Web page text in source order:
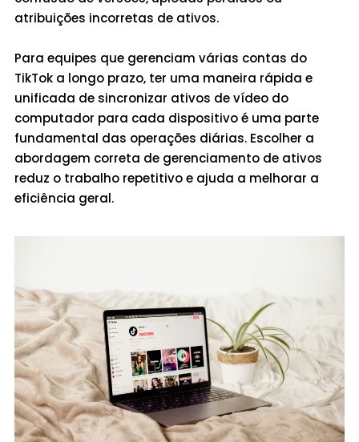
atribuições incorretas de ativos.
Para equipes que gerenciam várias contas do
TikTok a longo prazo, ter uma maneira rápida e
unificada de sincronizar ativos de vídeo do
computador para cada dispositivo é uma parte
fundamental das operações diárias. Escolher a
abordagem correta de gerenciamento de ativos
reduz o trabalho repetitivo e ajuda a melhorar a
eficiência geral.